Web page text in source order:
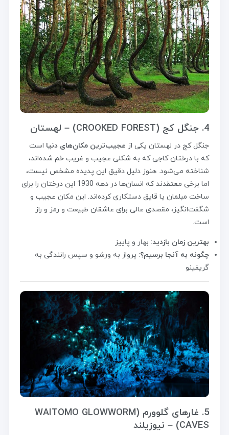
4. جنگل کج (CROOKED FOREST) – لهستان
جنگل کج در لهستان یکی از عجیب‌ترین مکان‌های دنیا است
که با درختان کاجی که به شکلی عجیب و غریب خم شده‌اند،
شناخته می‌شود. هنوز دلیل دقیق این پدیده مشخص نیست،
اما برخی معتقدند که انسان‌ها در دهه 1930 این درختان را برای
ساخت مبلمان یا قایق دستکاری کرده‌اند. این مکان عجیب و
شگفت‌انگیز، مقصدی عالی برای عاشقان طبیعت و رمز و راز
است.
بهترین زمان بازدید: بهار و پاییز
چگونه به آنجا برسیم؟: پرواز به ورشو و سپس رانندگی به
گریفینو
5. غارهای گلوورم (WAITOMO GLOWWORM
CAVES) – نیوزیلند